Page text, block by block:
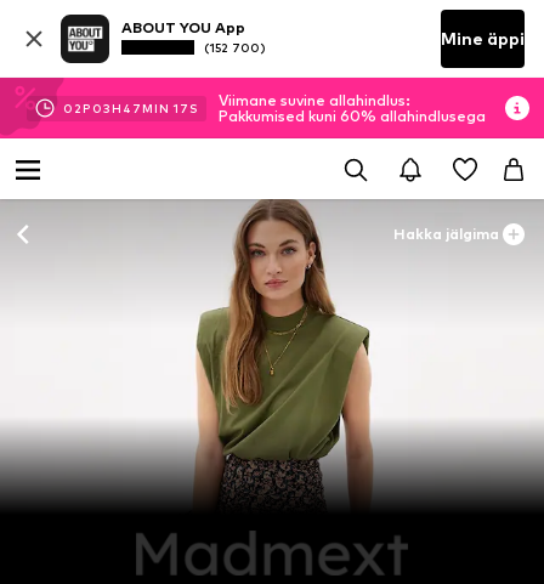
ABOUT YOU App
(152 700) Mine äppi
02P 03H 47MIN 17 S
Viimane suvine allahindlus:
Pakkumised kuni 60% allahindlusega
Hakka jälgima